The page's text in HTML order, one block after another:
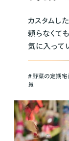
カスタムし
頼らなくて
気に入って
＃野菜の定期
員